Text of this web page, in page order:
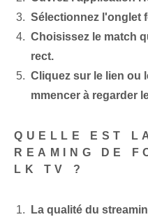
Sélectionnez l'onglet
Choisissez le match
rect.
Cliquez sur le lien ou
mmencer à regarder
QUELLE EST
REAMING DE
LK TV ?
La qualité du